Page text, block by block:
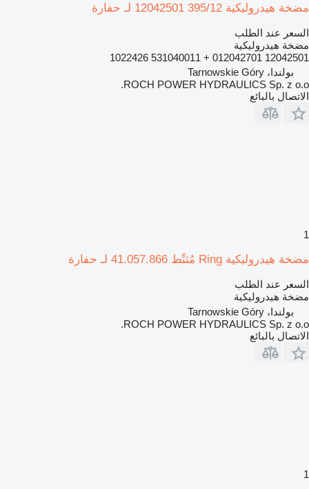
مضخة هيدروليكية 395/12 12042501 لـ حفارة
السعر عند الطلب
مضخة هيدروليكية
12042501 012042701 + 531040011 1022426
بولندا، Tarnowskie Góry
ROCH POWER HYDRAULICS Sp. z o.o.
الاتصال بالبائع
1
مضخة هيدروليكية Ring مُثبِّط 41.057.866 لـ حفارة
السعر عند الطلب
مضخة هيدروليكية
بولندا، Tarnowskie Góry
ROCH POWER HYDRAULICS Sp. z o.o.
الاتصال بالبائع
1